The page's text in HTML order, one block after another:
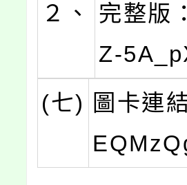
２、
完整版
Z-
(七) 圖卡連